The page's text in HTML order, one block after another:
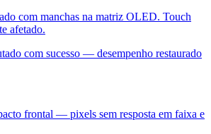
com manchas na matriz OLED. Touch
afetado.
com sucesso — desempenho restaurado
frontal — pixels sem resposta em faixa e